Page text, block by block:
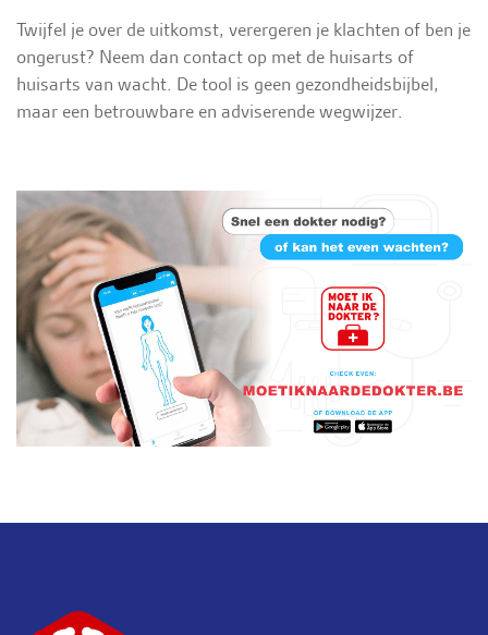
Twijfel je over de uitkomst, verergeren je klachten of ben je
ongerust? Neem dan contact op met de huisarts of
huisarts van wacht. De tool is geen gezondheidsbijbel,
maar een betrouwbare en adviserende wegwijzer.